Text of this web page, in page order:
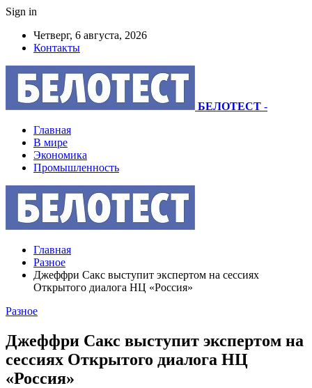
Sign in
Четверг, 6 августа, 2026
Контакты
БЕЛОТЕСТ -
Главная
В мире
Экономика
Промышленность
Главная
Разное
Джеффри Сакс выступит экспертом на сессиях
Открытого диалога НЦ «Россия»
Разное
Джеффри Сакс выступит экспертом на
сессиях Открытого диалога НЦ
«Россия»